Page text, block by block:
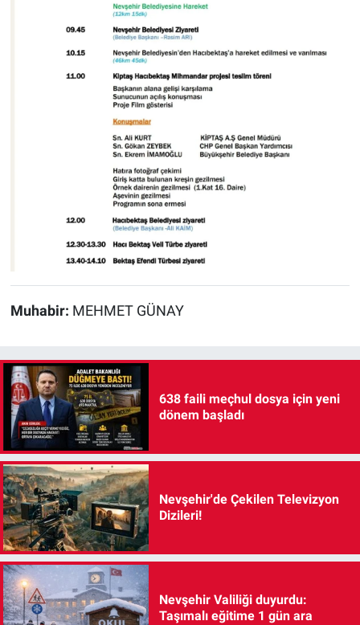
Muhabir: MEHMET GÜNAY
638 faili meçhul dosya için yeni
dönem başladı
Nevşehir'de Çekilen Televizyon
Dizileri!
Nevşehir Valiliği duyurdu:
Taşımalı eğitime 1 gün ara